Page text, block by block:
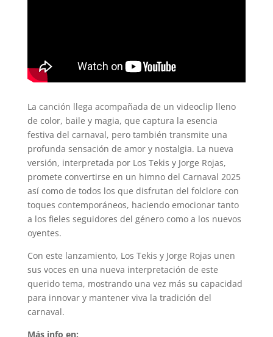
La canción llega acompañada de un videoclip lleno
de color, baile y magia, que captura la esencia
festiva del carnaval, pero también transmite una
profunda sensación de amor y nostalgia. La nueva
versión, interpretada por Los Tekis y Jorge Rojas,
promete convertirse en un himno del Carnaval 2025
así como de todos los que disfrutan del folclore con
toques contemporáneos, haciendo emocionar tanto
a los fieles seguidores del género como a los nuevos
oyentes.
Con este lanzamiento, Los Tekis y Jorge Rojas unen
sus voces en una nueva interpretación de este
querido tema, mostrando una vez más su capacidad
para innovar y mantener viva la tradición del
carnaval.
Más info en: